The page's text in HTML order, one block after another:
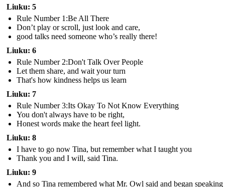
Liuku: 5
Rule Number 1:Be All There
Don’t play or scroll, just look and care,
good talks need someone who’s really there!
Liuku: 6
Rule Number 2:Don't Talk Over People
Let them share, and wait your turn
That's how kindness helps us learn
Liuku: 7
Rule Number 3:Its Okay To Not Know Everything
You don't always have to be right,
Honest words make the heart feel light.
Liuku: 8
I have to go now Tina, but remember what I taught you
Thank you and I will, said Tina.
Liuku: 9
And so Tina remembered what Mr. Owl said and began speaking